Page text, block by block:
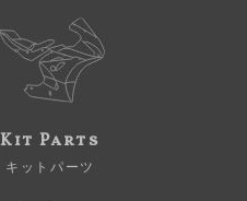
Kit Parts
キットパーツ